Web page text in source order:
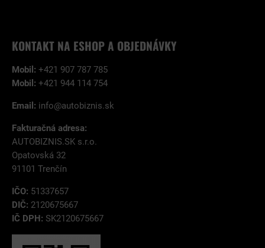
KONTAKT NA ESHOP A OBJEDNÁVKY
Mobil: +421 907 787 785
Mobil: +421 944 114 754
Email: info@autobiznis.sk
Fakturačná adresa:
AUTOBIZNIS.SK s.r.o.
Opatovská 32
91101 Trenčín
IČO: 51337657
DIČ: 2120675667
IČ DPH: SK2120675667